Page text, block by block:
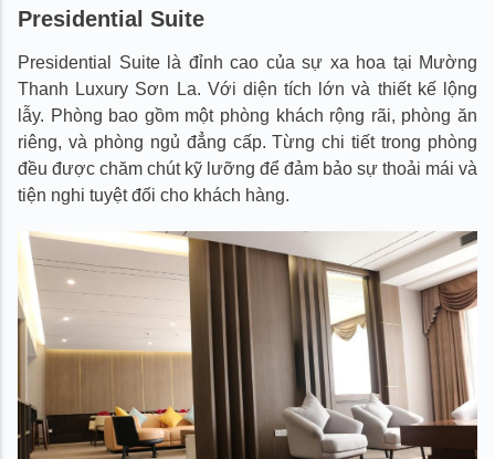
Presidential Suite
Presidential Suite là đỉnh cao của sự xa hoa tại Mường
Thanh Luxury Sơn La. Với diện tích lớn và thiết kế lộng
lẫy. Phòng bao gồm một phòng khách rộng rãi, phòng ăn
riêng, và phòng ngủ đẳng cấp. Từng chi tiết trong phòng
đều được chăm chút kỹ lưỡng để đảm bảo sự thoải mái và
tiện nghi tuyệt đối cho khách hàng.